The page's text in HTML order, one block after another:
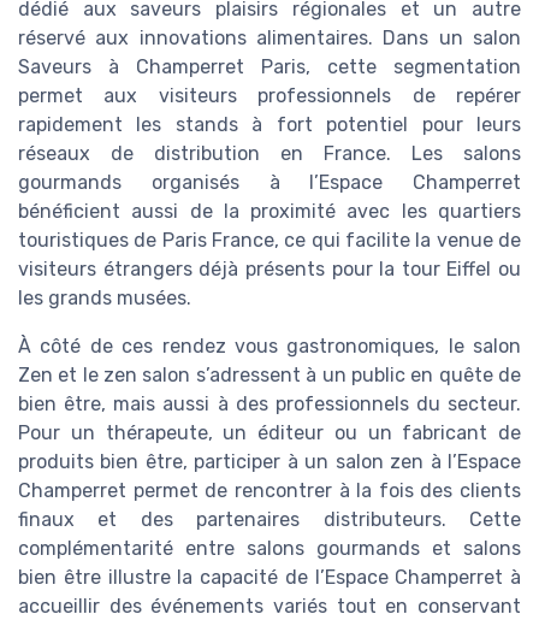
dédié aux saveurs plaisirs régionales et un autre
réservé aux innovations alimentaires. Dans un salon
Saveurs à Champerret Paris, cette segmentation
permet aux visiteurs professionnels de repérer
rapidement les stands à fort potentiel pour leurs
réseaux de distribution en France. Les salons
gourmands organisés à l’Espace Champerret
bénéficient aussi de la proximité avec les quartiers
touristiques de Paris France, ce qui facilite la venue de
visiteurs étrangers déjà présents pour la tour Eiffel ou
les grands musées.
À côté de ces rendez vous gastronomiques, le salon
Zen et le zen salon s’adressent à un public en quête de
bien être, mais aussi à des professionnels du secteur.
Pour un thérapeute, un éditeur ou un fabricant de
produits bien être, participer à un salon zen à l’Espace
Champerret permet de rencontrer à la fois des clients
finaux et des partenaires distributeurs. Cette
complémentarité entre salons gourmands et salons
bien être illustre la capacité de l’Espace Champerret à
accueillir des événements variés tout en conservant